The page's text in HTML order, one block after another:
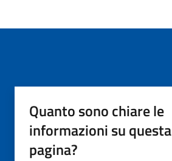
Quanto sono chiare le
informazioni su questa
pagina?